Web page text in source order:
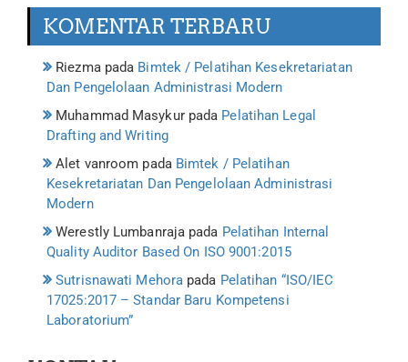
KOMENTAR TERBARU
Riezmapada Bimtek / Pelatihan Kesekretariatan
Dan Pengelolaan Administrasi Modern
Muhammad Masykurpada Pelatihan Legal
Drafting and Writing
Alet vanroom pada Bimtek / Pelatihan
Kesekretariatan Dan Pengelolaan Administrasi
Modern
Werestly Lumbanraja pada Pelatihan Internal
Quality Auditor Based On ISO 9001:2015
Sutrisnawati Mehora pada Pelatihan “ISO/IEC
17025:2017 – Standar Baru Kompetensi
Laboratorium”